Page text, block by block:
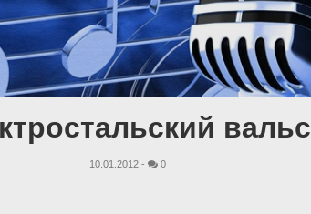
вальс
10.01.2012 - 0